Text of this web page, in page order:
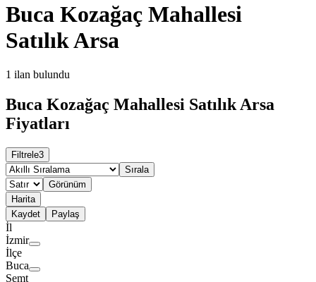
Buca Kozağaç Mahallesi
Satılık Arsa
1 ilan bulundu
Buca Kozağaç Mahallesi Satılık Arsa
Fiyatları
Filtrele3
Sırala
Görünüm
Harita
Kaydet
Paylaş
İl
İzmir
İlçe
Buca
Semt